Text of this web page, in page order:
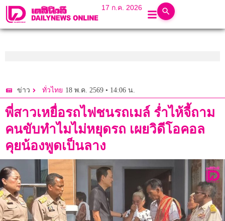
17 ก.ค. 2026
ข่าว ทั่วไทย 18 พ.ค. 2569 • 14:06 น.
พี่สาวเหยื่อรถไฟชนรถเมล์ ร่ำไห้จี้ถาม
คนขับทำไมไม่หยุดรถ เผยวิดีโอคอล
คุยน้องพูดเป็นลาง